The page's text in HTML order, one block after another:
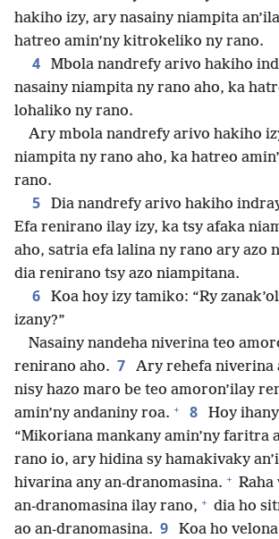
hakiho izy, ary nasainy niampita
hatreo amin’ny kitrokeliko ny rano.
4
Mbola nandrefy arivo hakiho
nasainy niampita ny rano aho, ka
lohaliko ny rano.
Ary mbola nandrefy arivo hakiho
niampita ny rano aho, ka hatreo
rano.
5
Dia nandrefy arivo hakiho
Efa renirano ilay izy, ka tsy afaka
aho, satria efa lalina ny rano ary azo
dia renirano tsy azo niampitana.
6
Koa hoy izy tamiko: “Ry
izany?”
Nasainy nandeha niverina teo
renirano aho. 7
Ary rehefa niverina
nisy hazo maro be teo amoron’ilay
amin’ny andaniny roa. + 8
Hoy
“Mikoriana mankany amin’ny faritra
rano io, ary hidina sy hamakivaky
hivarina any an-dranomasina. + Raha
an-dranomasina ilay rano, + dia ho
ao an-dranomasina. 9
Koa ho